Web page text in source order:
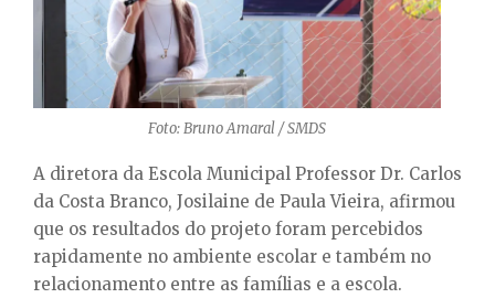
Foto: Bruno Amaral / SMDS
A diretora da Escola Municipal Professor Dr. Carlos
da Costa Branco, Josilaine de Paula Vieira, afirmou
que os resultados do projeto foram percebidos
rapidamente no ambiente escolar e também no
relacionamento entre as famílias e a escola.